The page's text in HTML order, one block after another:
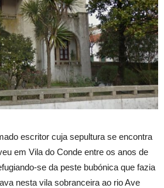
escritor cuja sepultura se encontra
em Vila do Conde entre os anos de
se da peste bubónica que fazia
nesta vila sobranceira ao rio Ave